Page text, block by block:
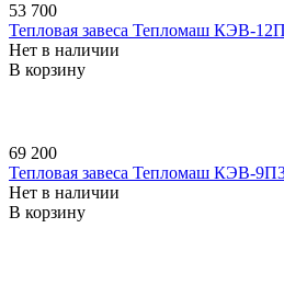
53 700
Тепловая завеса Тепломаш КЭВ-
Нет в наличии
В корзину
69 200
Тепловая завеса Тепломаш КЭВ-
Нет в наличии
В корзину